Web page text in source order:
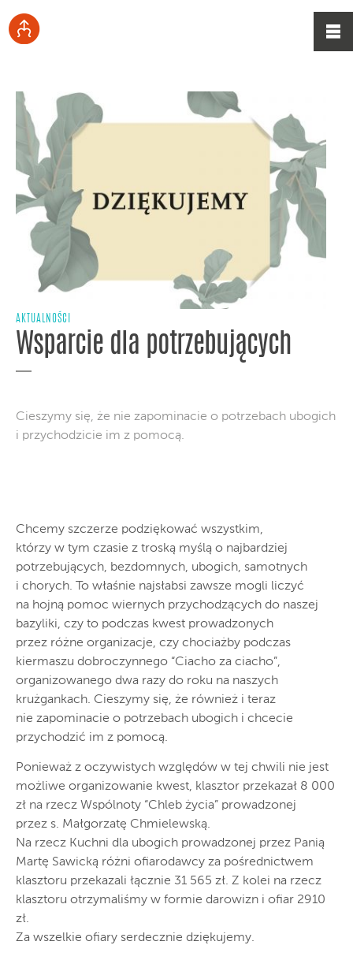
AKTUALNOŚCI
Wsparcie dla potrzebujących
Cieszymy się, że nie zapominacie o potrzebach ubogich
i przychodzicie im z pomocą.
Chcemy szczerze podziękować wszystkim,
którzy w tym czasie z troską myślą o najbardziej
potrzebujących, bezdomnych, ubogich, samotnych
i chorych. To właśnie najsłabsi zawsze mogli liczyć
na hojną pomoc wiernych przychodzących do naszej
bazyliki, czy to podczas kwest prowadzonych
przez różne organizacje, czy chociażby podczas
kiermaszu dobroczynnego “Ciacho za ciacho”,
organizowanego dwa razy do roku na naszych
krużgankach. Cieszymy się, że również i teraz
nie zapominacie o potrzebach ubogich i chcecie
przychodzić im z pomocą.
Ponieważ z oczywistych względów w tej chwili nie jest
możliwe organizowanie kwest, klasztor przekazał 8 000
zł na rzecz Wspólnoty “Chleb życia” prowadzonej
przez s. Małgorzatę Chmielewską.
Na rzecz Kuchni dla ubogich prowadzonej przez Panią
Martę Sawicką różni ofiarodawcy za pośrednictwem
klasztoru przekazali łącznie 31 565 zł. Z kolei na rzecz
klasztoru otrzymaliśmy w formie darowizn i ofiar 2910
zł.
Za wszelkie ofiary serdecznie dziękujemy.